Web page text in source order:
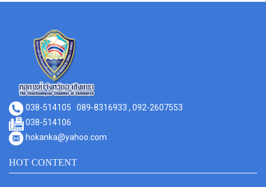
038-514105 089-8316933 , 092-2607553
038-514106
hokanka@yahoo.com
HOT CONTENT